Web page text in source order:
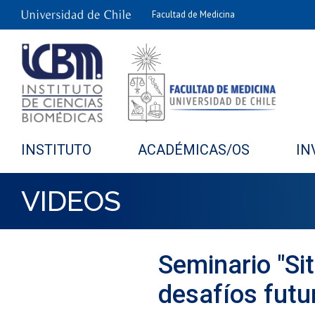
Facultad de Medicina
INSTITUTO ACADÉMICAS/OS
VIDEOS
Seminario
desafíos